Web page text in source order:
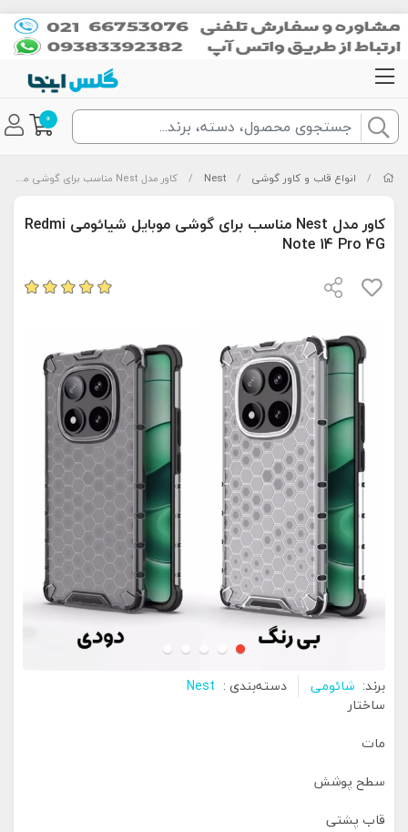
0
/ انواع قاب و کاور گوشی /
Nest
/ کاور مدل Nest مناسب برای گوشی موبایل شیائومی Redmi Note 14 Pro 4G
کاور مدل Nest مناسب برای گوشی موبایل شیائومی Redmi
Note 14 Pro 4G
برند: شائومی دسته‌بندی : Nest
ساختار
مات
سطح پوشش
قاب پشتی